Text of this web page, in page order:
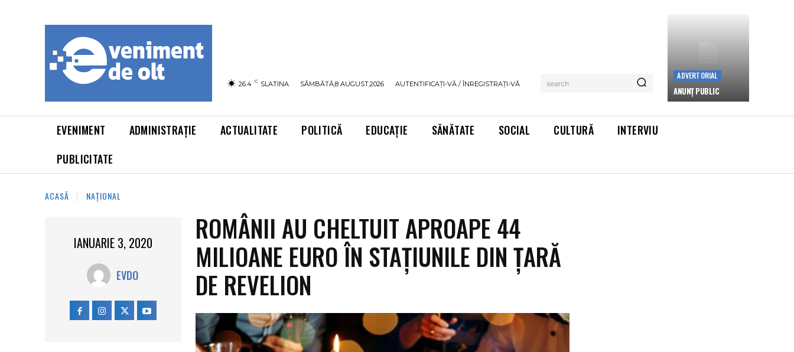
26.4 C SLATINA SÂMBĂTĂ,8 AUGUST,2026 AUTENTIFICAȚI-VĂ / ÎNREGISTRAȚI-VĂ search
ADVERTORIAL
ANUNȚ PUBLIC
EVENIMENT ADMINISTRAȚIE ACTUALITATE POLITICĂ EDUCAȚIE SĂNĂTATE SOCIAL CULTURĂ
INTERVIU
PUBLICITATE
ACASĂ NAȚIONAL
IANUARIE 3, 2020
EVDO
ROMÂNII AU CHELTUIT APROAPE 44
MILIOANE EURO ÎN STAŢIUNILE DIN ŢARĂ
DE REVELION